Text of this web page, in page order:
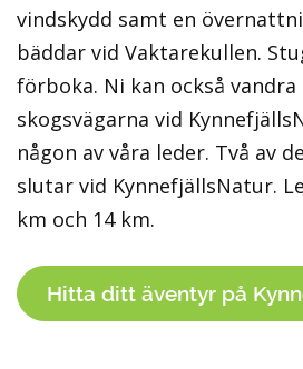
vindskydd samt en
bäddar vid Vaktarekullen.
förboka. Ni kan också
skogsvägarna vid
någon av våra leder. Två av
slutar vid KynnefjällsNatur.
km och 14 km.
Hitta ditt äventyr på